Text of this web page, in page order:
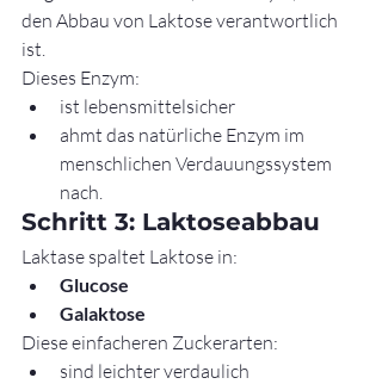
den Abbau von Laktose verantwortlich
ist.
Dieses Enzym:
ist lebensmittelsicher
ahmt das natürliche Enzym im
menschlichen Verdauungssystem
nach.
Schritt 3: Laktoseabbau
Laktase spaltet Laktose in:
Glucose
Galaktose
Diese einfacheren Zuckerarten:
sind leichter verdaulich